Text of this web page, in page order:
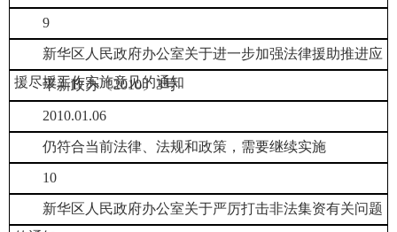
9
新华区人民政府办公室关于进一步加强法律援助推进应
援尽援工作实施意见的通知
平新政办〔2010〕3号
2010.01.06
仍符合当前法律、法规和政策，需要继续实施
10
新华区人民政府办公室关于严厉打击非法集资有关问题